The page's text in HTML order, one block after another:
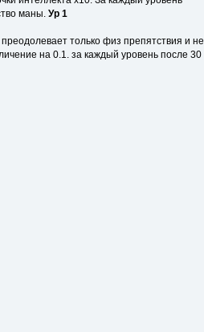
маны.Ур 1
только физ препятствия и не
на 0.1. за каждый уровень после 30